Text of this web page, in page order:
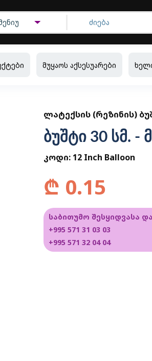
მუყაოს აქსესუარები
ᲚᲐᲢᲔᲥᲡᲘᲡ (ᲠᲔᲖᲘᲜᲘᲡ)
ბუშტი 30 სმ. -
კოდი: 12 Inch Balloon
₾ 0.15
საბითუმო შესყიდვასა
+995 571 31 03 03
+995 571 32 04 04